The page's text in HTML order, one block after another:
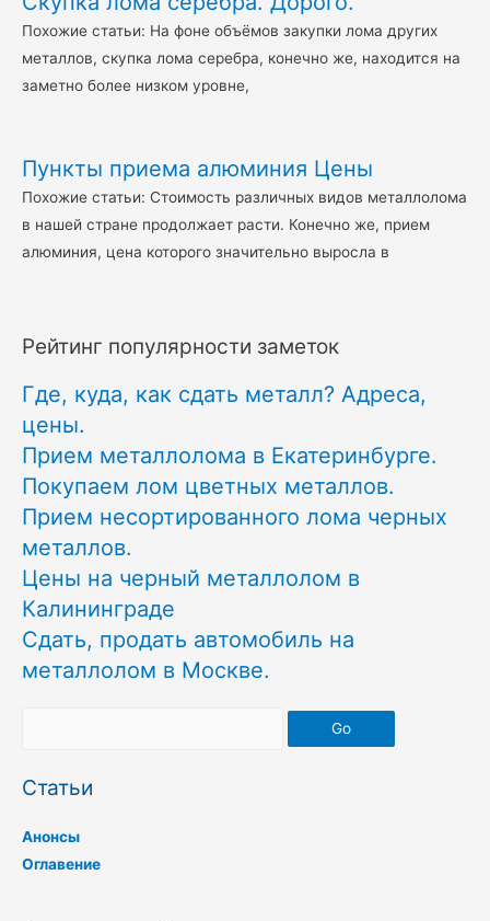
Похожие статьи: На фоне объёмов закупки лома других
металлов, скупка лома серебра, конечно же, находится на
заметно более низком уровне,
Пункты приема алюминия Цены
Похожие статьи: Стоимость различных видов металлолома
в нашей стране продолжает расти. Конечно же, прием
алюминия, цена которого значительно выросла в
Рейтинг популярности заметок
Где, куда, как сдать металл? Адреса,
цены.
Прием металлолома в Екатеринбурге.
Покупаем лом цветных металлов.
Прием несортированного лома черных
металлов.
Цены на черный металлолом в
Калининграде
Сдать, продать автомобиль на
металлолом в Москве.
Go
Статьи
Анонсы
Оглавение